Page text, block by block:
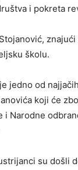
i pokreta
školu.
jedno od
koji će
i Narodne
su došli